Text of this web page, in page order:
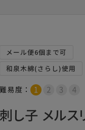
メール便6個まで可
和泉木綿(さらし)使用
難易度：
刺し子 メルス